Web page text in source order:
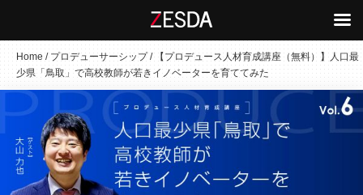
コ
ン
ン
Home /プロデューサーシップ/ 【プロデュース人材育成講座（無料）】人口最
少県「鳥取」で高校教師が若きイノベーターを育ててみた